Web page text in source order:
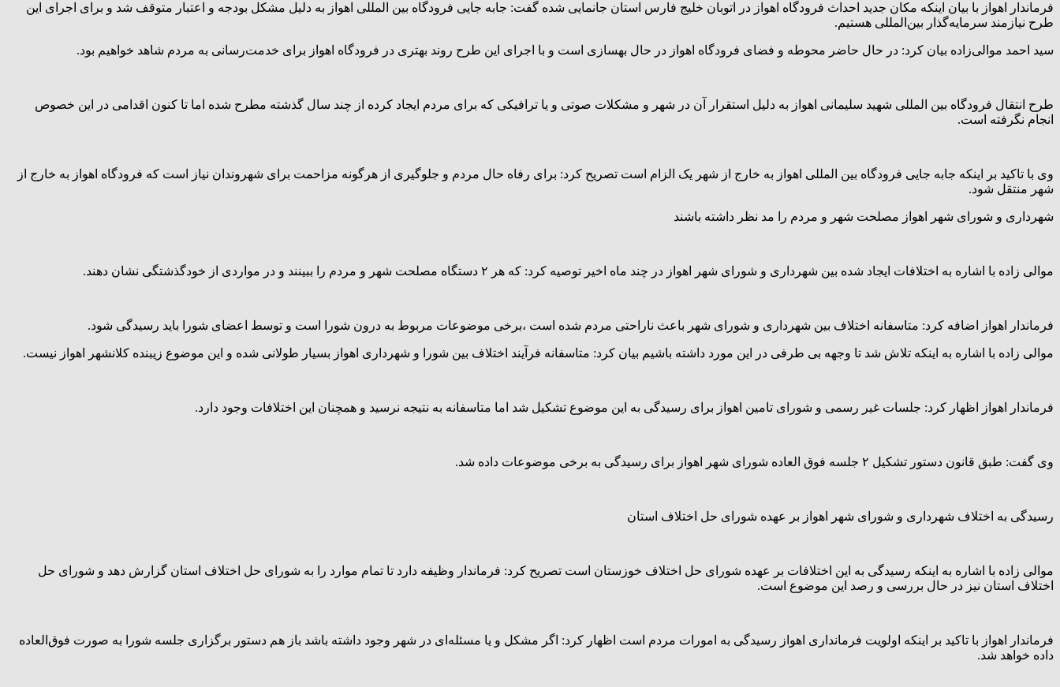
فرماندار اهواز با بیان اینکه مکان جدید احداث فرودگاه اهواز در اتوبان خلیج فارس استان جانمایی شده گفت: جابه جایی فرودگاه بین المللی اهواز به دلیل مشکل بودجه و اعتبار متوقف شد و برای اجرای این
طرح نیازمند سرمایه‌گذار بین‌المللی هستیم.
سید احمد موالی‌زاده بیان کرد: در حال حاضر محوطه و فضای فرودگاه اهواز در حال بهسازی است و با اجرای این طرح روند بهتری در فرودگاه اهواز برای خدمت‌رسانی به مردم شاهد خواهیم بود.
طرح انتقال فرودگاه بین المللی شهید سلیمانی اهواز به دلیل استقرار آن در شهر و مشکلات صوتی و یا ترافیکی که برای مردم ایجاد کرده از چند سال گذشته مطرح شده اما تا کنون اقدامی در این خصوص
انجام نگرفته است.
وی با تاکید بر اینکه جابه جایی فرودگاه بین المللی اهواز به خارج از شهر یک الزام است تصریح کرد: برای رفاه حال مردم و جلوگیری از هرگونه مزاحمت برای شهروندان نیاز است که فرودگاه اهواز به خارج از
شهر منتقل شود.
شهرداری و شورای شهر اهواز مصلحت شهر و مردم را مد نظر داشته باشند
موالی زاده با اشاره به اختلافات ایجاد شده بین شهرداری و شورای شهر اهواز در چند ماه اخیر توصیه کرد: که هر ۲ دستگاه مصلحت شهر و مردم را ببینند و در مواردی از خودگذشتگی نشان دهند.
فرماندار اهواز اضافه کرد: متاسفانه اختلاف بین شهرداری و شورای شهر باعث ناراحتی مردم شده است ،برخی موضوعات مربوط به درون شورا است و توسط اعضای شورا باید رسیدگی شود.
موالی زاده با اشاره به اینکه تلاش شد تا وجهه بی طرفی در این مورد داشته باشیم بیان کرد: متاسفانه فرآیند اختلاف بین شورا و شهرداری اهواز بسیار طولانی شده و این موضوع زیبنده کلانشهر اهواز نیست.
فرماندار اهواز اظهار کرد: جلسات غیر رسمی و شورای تامین اهواز برای رسیدگی به این موضوع تشکیل شد اما متاسفانه به نتیجه نرسید و همچنان این اختلافات وجود دارد.
وی گفت: طبق قانون دستور تشکیل ۲ جلسه فوق العاده شورای شهر اهواز برای رسیدگی به برخی موضوعات داده شد.
رسیدگی به اختلاف شهرداری و شورای شهر اهواز بر عهده شورای حل اختلاف استان
موالی زاده با اشاره به اینکه رسیدگی به این اختلافات بر عهده شورای حل اختلاف خوزستان است تصریح کرد: فرماندار وظیفه دارد تا تمام موارد را به شورای حل اختلاف استان گزارش دهد و شورای حل
اختلاف استان نیز در حال بررسی و رصد این موضوع است.
فرماندار اهواز با تاکید بر اینکه اولویت فرمانداری اهواز رسیدگی به امورات مردم است اظهار کرد: اگر مشکل و یا مسئله‌ای در شهر وجود داشته باشد باز هم دستور برگزاری جلسه شورا به صورت فوق‌العاده
داده خواهد شد.